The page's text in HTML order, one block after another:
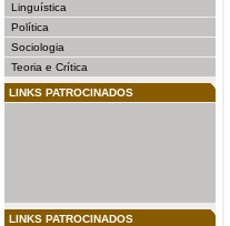
Linguística
Política
Sociologia
Teoria e Crítica
LINKS PATROCINADOS
LINKS PATROCINADOS